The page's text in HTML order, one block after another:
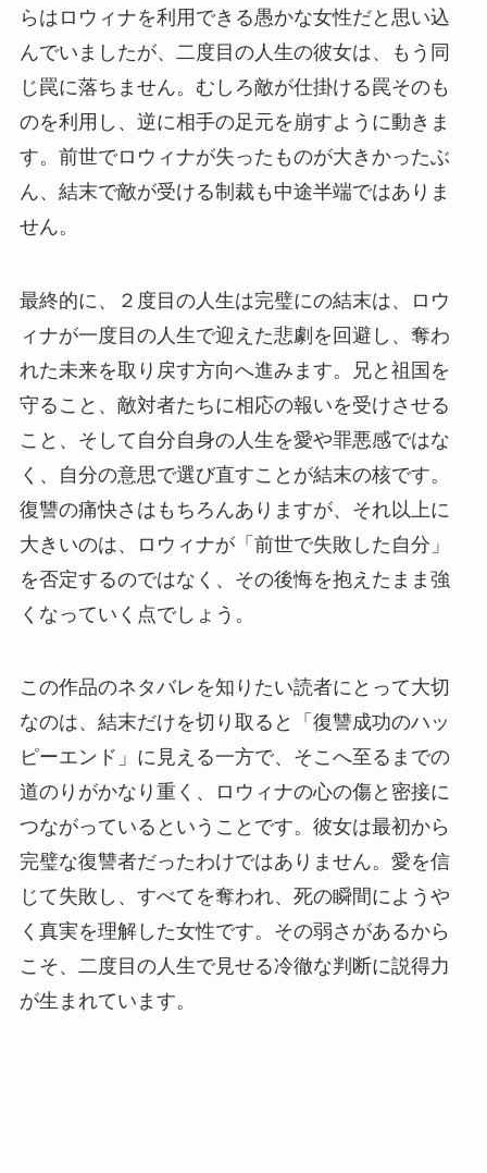
らはロウィナを利用できる愚かな女性だと思い込
んでいましたが、二度目の人生の彼女は、もう同
じ罠に落ちません。むしろ敵が仕掛ける罠そのも
のを利用し、逆に相手の足元を崩すように動きま
す。前世でロウィナが失ったものが大きかったぶ
ん、結末で敵が受ける制裁も中途半端ではありま
せん。
最終的に、２度目の人生は完璧にの結末は、ロウ
ィナが一度目の人生で迎えた悲劇を回避し、奪わ
れた未来を取り戻す方向へ進みます。兄と祖国を
守ること、敵対者たちに相応の報いを受けさせる
こと、そして自分自身の人生を愛や罪悪感ではな
く、自分の意思で選び直すことが結末の核です。
復讐の痛快さはもちろんありますが、それ以上に
大きいのは、ロウィナが「前世で失敗した自分」
を否定するのではなく、その後悔を抱えたまま強
くなっていく点でしょう。
この作品のネタバレを知りたい読者にとって大切
なのは、結末だけを切り取ると「復讐成功のハッ
ピーエンド」に見える一方で、そこへ至るまでの
道のりがかなり重く、ロウィナの心の傷と密接に
つながっているということです。彼女は最初から
完璧な復讐者だったわけではありません。愛を信
じて失敗し、すべてを奪われ、死の瞬間にようや
く真実を理解した女性です。その弱さがあるから
こそ、二度目の人生で見せる冷徹な判断に説得力
が生まれています。